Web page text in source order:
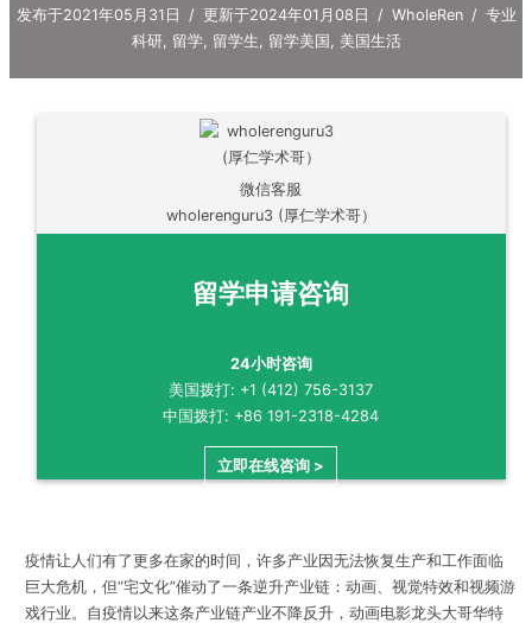
发布于2021年05月31日 / 更新于2024年01月08日 / WholeRen / 专业
科研, 留学, 留学生, 留学美国 , 美国生活
微信客服
wholerenguru3 (厚仁学术哥）
留学申请咨询
24小时咨询
美国拨打: +1 (412) 756-3137
中国拨打: +86 191-2318-4284
立即在线咨询 >
疫情让人们有了更多在家的时间，许多产业因无法恢复生产和工作面临
巨大危机，但“宅文化”催动了一条逆升产业链：动画、视觉特效和视频游
戏行业。自疫情以来这条产业链产业不降反升，动画电影龙头大哥华特